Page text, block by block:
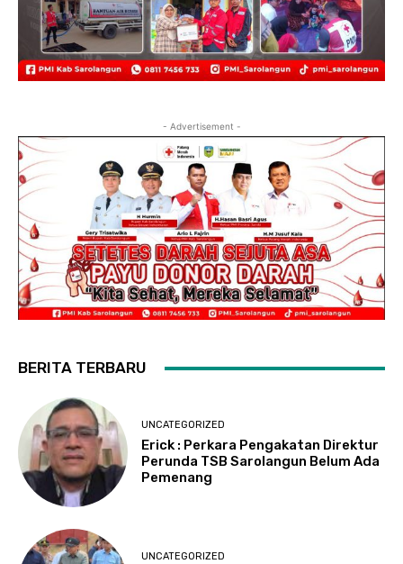
- Advertisement -
BERITA TERBARU
UNCATEGORIZED
Erick : Perkara Pengakatan Direktur
Perunda TSB Sarolangun Belum Ada
Pemenang
UNCATEGORIZED